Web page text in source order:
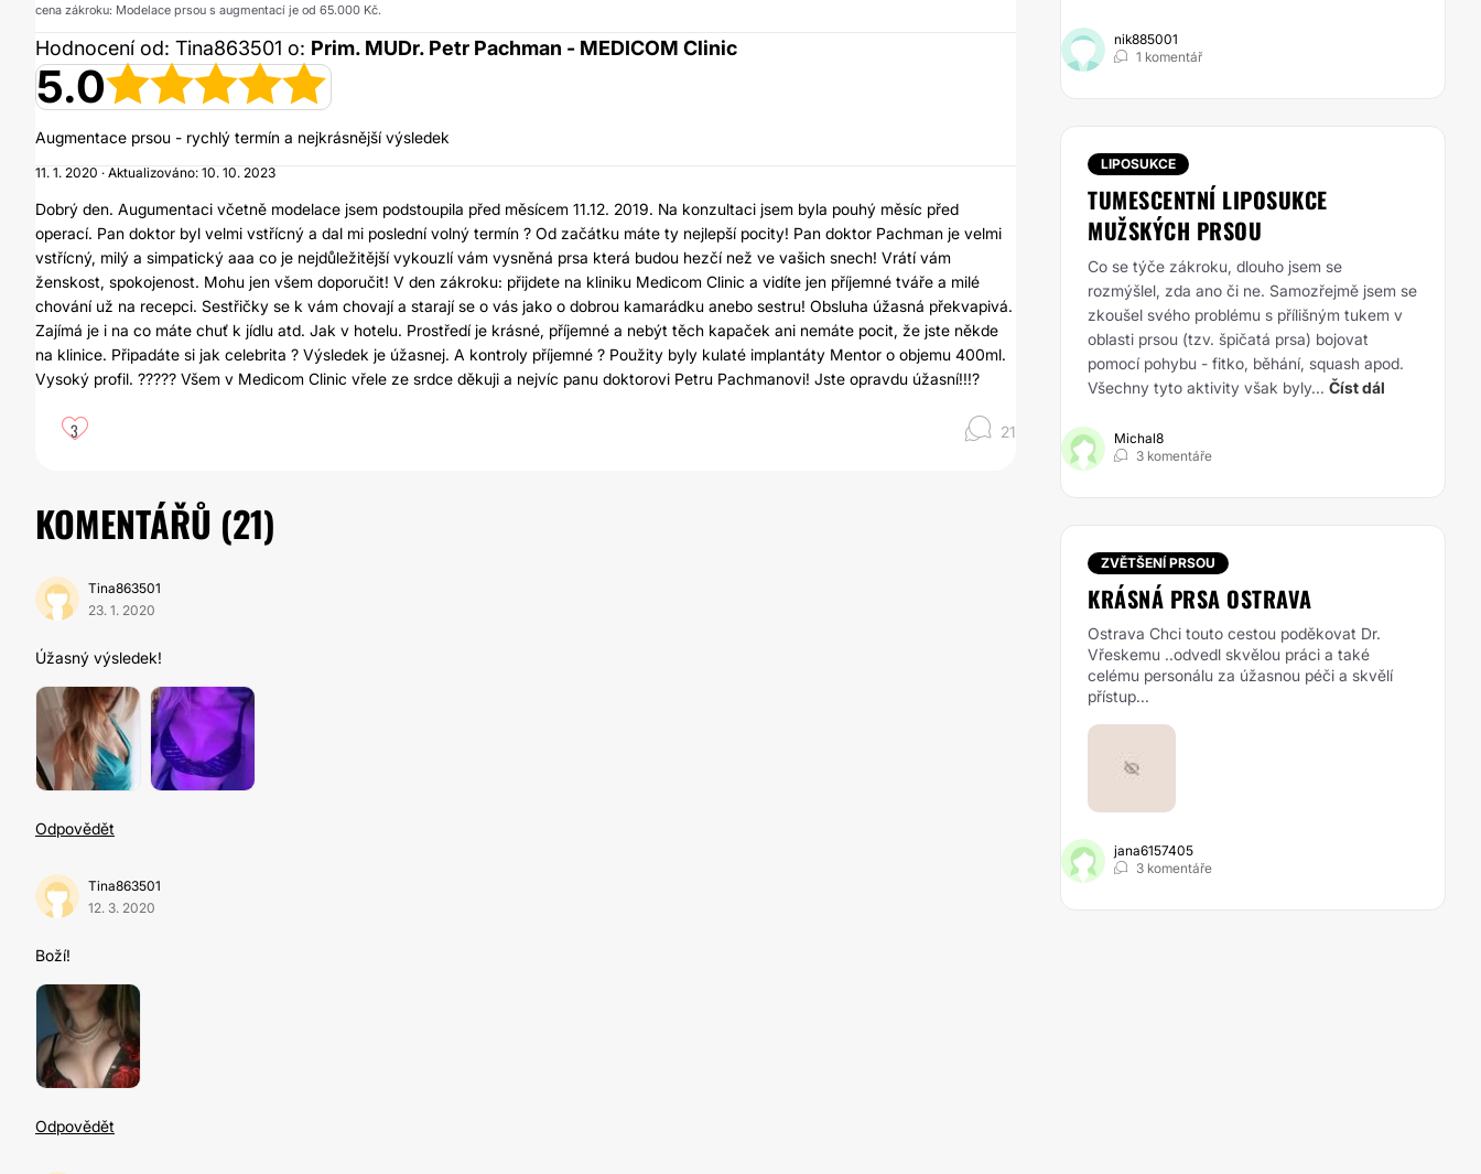
cena zákroku: Modelace prsou s augmentací je od 65.000 Kč.
Hodnocení od: Tina863501 o: Prim. MUDr. Petr Pachman - MEDICOM Clinic
5.0
Augmentace prsou - rychlý termín a nejkrásnější výsledek
11. 1. 2020 · Aktualizováno: 10. 10. 2023
Dobrý den. Augumentaci včetně modelace jsem podstoupila před měsícem 11.12. 2019. Na konzultaci jsem byla pouhý měsíc před
operací. Pan doktor byl velmi vstřícný a dal mi poslední volný termín ? Od začátku máte ty nejlepší pocity! Pan doktor Pachman je velmi
vstřícný, milý a simpatický aaa co je nejdůležitější vykouzlí vám vysněná prsa která budou hezčí než ve vašich snech! Vrátí vám
ženskost, spokojenost. Mohu jen všem doporučit! V den zákroku: přijdete na kliniku Medicom Clinic a vidíte jen příjemné tváře a milé
chování už na recepci. Sestřičky se k vám chovají a starají se o vás jako o dobrou kamarádku anebo sestru! Obsluha úžasná překvapivá.
Zajímá je i na co máte chuť k jídlu atd. Jak v hotelu. Prostředí je krásné, příjemné a nebýt těch kapaček ani nemáte pocit, že jste někde
na klinice. Připadáte si jak celebrita ? Výsledek je úžasnej. A kontroly příjemné ? Použity byly kulaté implantáty Mentor o objemu 400ml.
Vysoký profil. ????? Všem v Medicom Clinic vřele ze srdce děkuji a nejvíc panu doktorovi Petru Pachmanovi! Jste opravdu úžasní!!!?
3 21
KOMENTÁŘŮ (21)
Tina863501
23. 1. 2020
Úžasný výsledek!
Odpovědět
Tina863501
12. 3. 2020
Boží!
Odpovědět
nik885001
1 komentář
LIPOSUKCE
TUMESCENTNÍ LIPOSUKCE
MUŽSKÝCH PRSOU
Co se týče zákroku, dlouho jsem se
rozmýšlel, zda ano či ne. Samozřejmě jsem se
zkoušel svého problému s přílišným tukem v
oblasti prsou (tzv. špičatá prsa) bojovat
pomocí pohybu - fitko, běhání, squash apod.
Všechny tyto aktivity však byly... Číst dál
Michal8
3 komentáře
ZVĚTŠENÍ PRSOU
KRÁSNÁ PRSA OSTRAVA
Ostrava Chci touto cestou poděkovat Dr.
Vřeskemu ..odvedl skvělou práci a také
celému personálu za úžasnou péči a skvělí
přístup...
jana6157405
3 komentáře